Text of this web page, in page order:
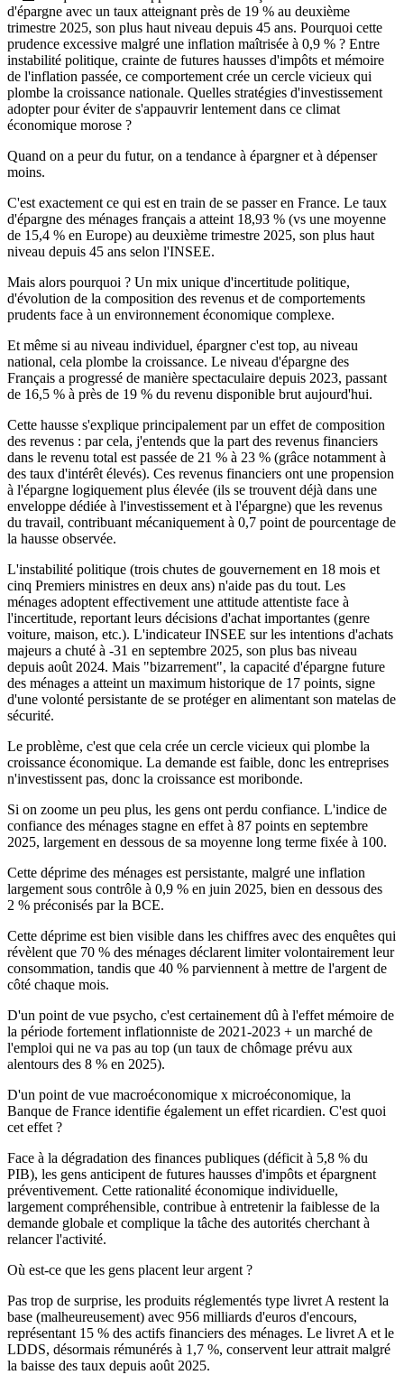
d'épargne avec un taux atteignant près de 19 % au deuxième
trimestre 2025, son plus haut niveau depuis 45 ans. Pourquoi cette
prudence excessive malgré une inflation maîtrisée à 0,9 % ? Entre
instabilité politique, crainte de futures hausses d'impôts et mémoire
de l'inflation passée, ce comportement crée un cercle vicieux qui
plombe la croissance nationale. Quelles stratégies d'investissement
adopter pour éviter de s'appauvrir lentement dans ce climat
économique morose ?
Quand on a peur du futur, on a tendance à épargner et à dépenser
moins.
C'est exactement ce qui est en train de se passer en France. Le taux
d'épargne des ménages français a atteint 18,93 % (vs une moyenne
de 15,4 % en Europe) au deuxième trimestre 2025, son plus haut
niveau depuis 45 ans selon l'INSEE.
Mais alors pourquoi ? Un mix unique d'incertitude politique,
d'évolution de la composition des revenus et de comportements
prudents face à un environnement économique complexe.
Et même si au niveau individuel, épargner c'est top, au niveau
national, cela plombe la croissance. Le niveau d'épargne des
Français a progressé de manière spectaculaire depuis 2023, passant
de 16,5 % à près de 19 % du revenu disponible brut aujourd'hui.
Cette hausse s'explique principalement par un effet de composition
des revenus : par cela, j'entends que la part des revenus financiers
dans le revenu total est passée de 21 % à 23 % (grâce notamment à
des taux d'intérêt élevés). Ces revenus financiers ont une propension
à l'épargne logiquement plus élevée (ils se trouvent déjà dans une
enveloppe dédiée à l'investissement et à l'épargne) que les revenus
du travail, contribuant mécaniquement à 0,7 point de pourcentage de
la hausse observée.
L'instabilité politique (trois chutes de gouvernement en 18 mois et
cinq Premiers ministres en deux ans) n'aide pas du tout. Les
ménages adoptent effectivement une attitude attentiste face à
l'incertitude, reportant leurs décisions d'achat importantes (genre
voiture, maison, etc.). L'indicateur INSEE sur les intentions d'achats
majeurs a chuté à -31 en septembre 2025, son plus bas niveau
depuis août 2024. Mais "bizarrement", la capacité d'épargne future
des ménages a atteint un maximum historique de 17 points, signe
d'une volonté persistante de se protéger en alimentant son matelas de
sécurité.
Le problème, c'est que cela crée un cercle vicieux qui plombe la
croissance économique. La demande est faible, donc les entreprises
n'investissent pas, donc la croissance est moribonde.
Si on zoome un peu plus, les gens ont perdu confiance. L'indice de
confiance des ménages stagne en effet à 87 points en septembre
2025, largement en dessous de sa moyenne long terme fixée à 100.
Cette déprime des ménages est persistante, malgré une inflation
largement sous contrôle à 0,9 % en juin 2025, bien en dessous des
2 % préconisés par la BCE.
Cette déprime est bien visible dans les chiffres avec des enquêtes qui
révèlent que 70 % des ménages déclarent limiter volontairement leur
consommation, tandis que 40 % parviennent à mettre de l'argent de
côté chaque mois.
D'un point de vue psycho, c'est certainement dû à l'effet mémoire de
la période fortement inflationniste de 2021-2023 + un marché de
l'emploi qui ne va pas au top (un taux de chômage prévu aux
alentours des 8 % en 2025).
D'un point de vue macroéconomique x microéconomique, la
Banque de France identifie également un effet ricardien. C'est quoi
cet effet ?
Face à la dégradation des finances publiques (déficit à 5,8 % du
PIB), les gens anticipent de futures hausses d'impôts et épargnent
préventivement. Cette rationalité économique individuelle,
largement compréhensible, contribue à entretenir la faiblesse de la
demande globale et complique la tâche des autorités cherchant à
relancer l'activité.
Où est-ce que les gens placent leur argent ?
Pas trop de surprise, les produits réglementés type livret A restent la
base (malheureusement) avec 956 milliards d'euros d'encours,
représentant 15 % des actifs financiers des ménages. Le livret A et le
LDDS, désormais rémunérés à 1,7 %, conservent leur attrait malgré
la baisse des taux depuis août 2025.